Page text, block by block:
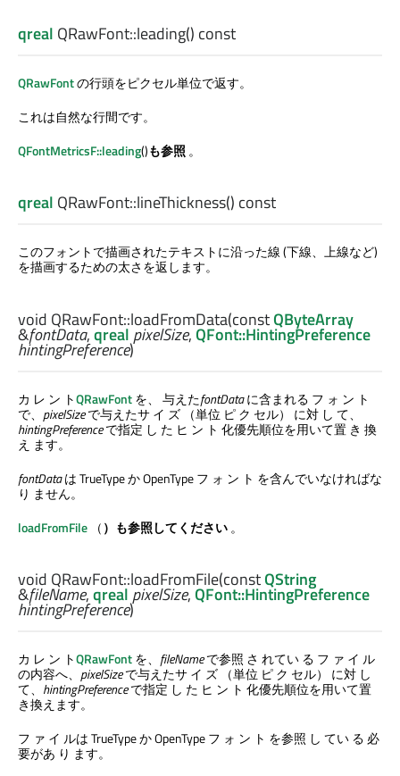
qreal QRawFont::leading() const
QRawFontの行頭をピクセル単位で返す。
これは自然な行間です。
QFontMetricsF::leading()も参照 。
qreal QRawFont::lineThickness() const
このフォントで描画されたテキストに沿った線 (下線、上線など)
を描画するための太さを返します。
void QRawFont::loadFromData(constQByteArray
&fontData,qreal pixelSize,QFont::HintingPreference
hintingPreference)
カ レ ン トQRawFontを、 与えたfontDataに含まれる フ ォ ン ト
で、 pixelSizeで与えたサ イ ズ （単位 ピ ク セル） に対 し て、
hintingPreferenceで指定 し た ヒ ン ト 化優先順位を用いて置 き 換
え ます。
fontDataは TrueType か OpenType フ ォ ン ト を含んでいなければな
り ません。
loadFromFile （）も参照してください。
void QRawFont::loadFromFile(constQString
&fileName,qreal pixelSize,QFont::HintingPreference
hintingPreference)
カ レ ン トQRawFontを、 fileNameで参照 さ れてい る フ ァ イ ル
の内容へ、 pixelSizeで与えたサ イ ズ （単位 ピ ク セル） に対 し
て、 hintingPreferenceで指定 し た ヒ ン ト 化優先順位を用いて置
き換えます。
フ ァ イ ルは TrueType か OpenType フ ォ ン ト を参照 し てい る 必
要があ り ます。